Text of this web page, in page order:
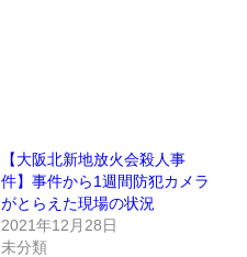
【大阪北新地放火会殺人事
件】事件から1週間防犯カメラ
がとらえた現場の状況
2021年12月28日
未分類